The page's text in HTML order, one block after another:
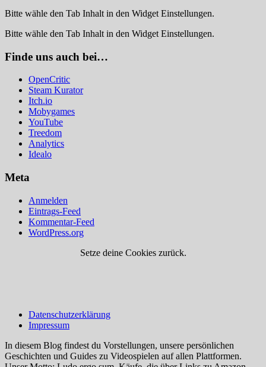
Bitte wähle den Tab Inhalt in den Widget Einstellungen.
Bitte wähle den Tab Inhalt in den Widget Einstellungen.
Finde uns auch bei…
OpenCritic
Steam Kurator
Itch.io
Mobygames
YouTube
Treedom
Analytics
Idealo
Meta
Anmelden
Eintrags-Feed
Kommentar-Feed
WordPress.org
Setze deine Cookies zurück.
Datenschutzerklärung
Impressum
In diesem Blog findest du Vorstellungen, unsere persönlichen
Geschichten und Guides zu Videospielen auf allen Plattformen.